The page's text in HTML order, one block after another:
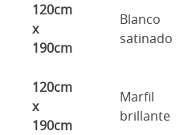
120cm
x
190cm
Blanco
satinado
120cm
x
190cm
Marfil
brillante